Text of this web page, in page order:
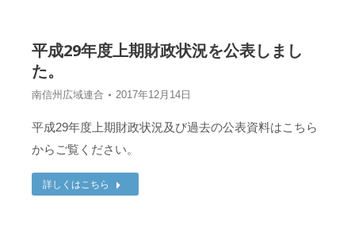
平成29年度上期財政状況を公表しまし
た。
南信州広域連合 2017年12月14日
平成29年度上期財政状況及び過去の公表資料はこちら
からご覧ください。
詳しくはこちら